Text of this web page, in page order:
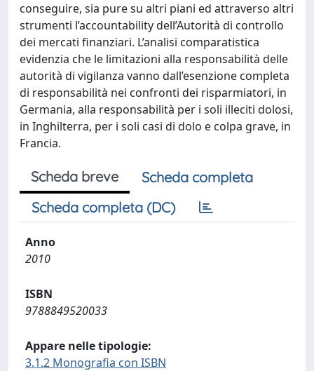
conseguire, sia pure su altri piani ed attraverso altri
strumenti l’accountability dell’Autorità di controllo
dei mercati finanziari. L’analisi comparatistica
evidenzia che le limitazioni alla responsabilità delle
autorità di vigilanza vanno dall’esenzione completa
di responsabilità nei confronti dei risparmiatori, in
Germania, alla responsabilità per i soli illeciti dolosi,
in Inghilterra, per i soli casi di dolo e colpa grave, in
Francia.
Scheda breve
Scheda completa
Scheda completa (DC)
Anno
2010
ISBN
9788849520033
Appare nelle tipologie:
3.1.2 Monografia con ISBN